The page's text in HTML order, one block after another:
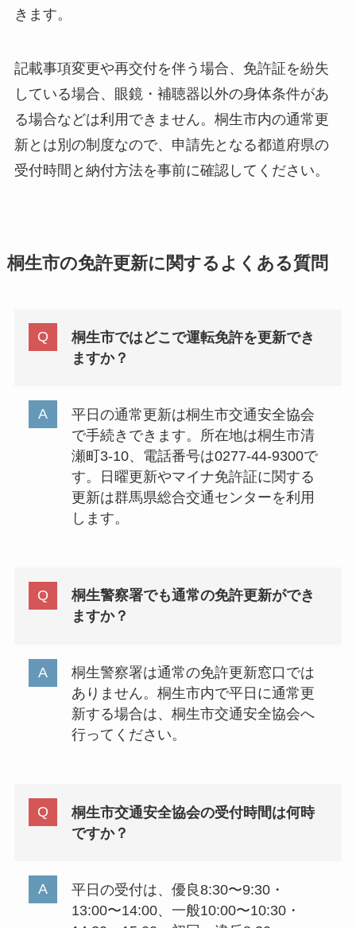
きます。
記載事項変更や再交付を伴う場合、免許証を紛失
している場合、眼鏡・補聴器以外の身体条件があ
る場合などは利用できません。桐生市内の通常更
新とは別の制度なので、申請先となる都道府県の
受付時間と納付方法を事前に確認してください。
桐生市の免許更新に関するよくある質問
桐生市ではどこで運転免許を更新でき
ますか？
平日の通常更新は桐生市交通安全協会
で手続きできます。所在地は桐生市清
瀬町3-10、電話番号は0277-44-9300で
す。日曜更新やマイナ免許証に関する
更新は群馬県総合交通センターを利用
します。
桐生警察署でも通常の免許更新ができ
ますか？
桐生警察署は通常の免許更新窓口では
ありません。桐生市内で平日に通常更
新する場合は、桐生市交通安全協会へ
行ってください。
桐生市交通安全協会の受付時間は何時
ですか？
平日の受付は、優良8:30〜9:30・
13:00〜14:00、一般10:00〜10:30・